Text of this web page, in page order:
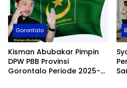
Gorontalo
Kisman Abubakar Pimpin
DPW PBB Provinsi
Gorontalo Periode 2025-